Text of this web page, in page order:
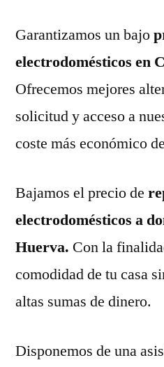
Garantizamos un bajo
electrodomésticos en
Ofrecemos mejores
solicitud y acceso a
coste más económico
Bajamos el precio de
electrodomésticos a
Huerva. Con la
comodidad de tu casa
altas sumas de dinero.
Disponemos de una